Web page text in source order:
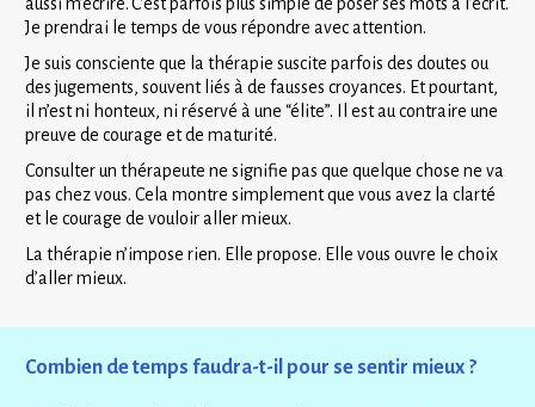
Je prendrai le temps de vous répondre avec attention.
Je suis consciente que la thérapie suscite parfois des doutes ou
des jugements, souvent liés à de fausses croyances. Et pourtant,
il n’est ni honteux, ni réservé à une “élite”. Il est au contraire une
preuve de courage et de maturité.
Consulter un thérapeute ne signifie pas que quelque chose ne va
pas chez vous. Cela montre simplement que vous avez la clarté
et le courage de vouloir aller mieux.
La thérapie n’impose rien. Elle propose. Elle vous ouvre le choix
d’aller mieux.
Combien de temps faudra-t-il pour se sentir mieux ?